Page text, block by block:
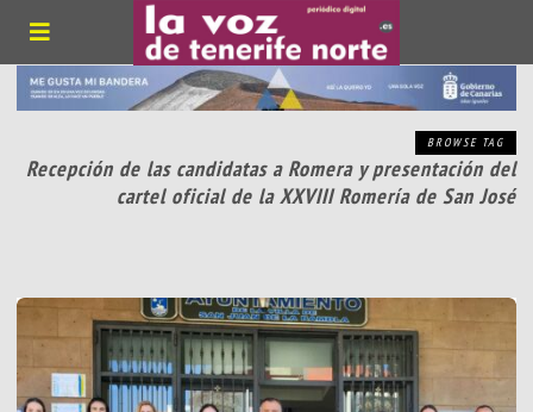
BROWSE TAG
Recepción de las candidatas a Romera y presentación del
cartel oficial de la XXVIII Romería de San José